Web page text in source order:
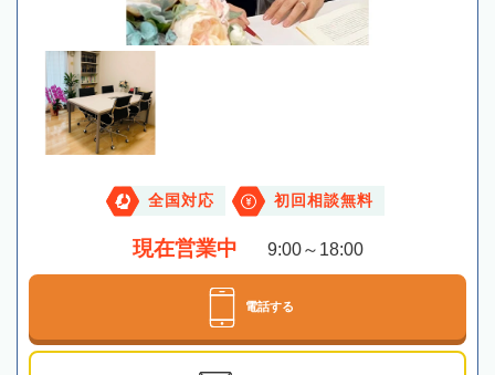
全国対応 初回相談無料
現在営業中 9:00～18:00
電話する